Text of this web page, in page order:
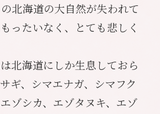
北海道の大自然が失われて
ったいなく、とても悲しく
北海道にしか生息しておら
ギ、シマエナガ、シマフク
ゾシカ、エゾタヌキ、エゾ